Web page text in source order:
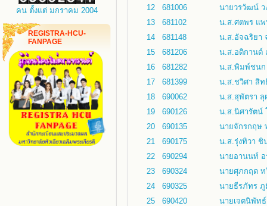
คน ตั้งแต่ มกราคม 2004
REGISTRA-HCU-
FANPAGE
12
681006
นายวรวัฒน์ ว
13
681102
น.ส.ศตพร แ
14
681148
น.ส.อัจฉริยา
15
681206
น.ส.อติกานต์
16
681282
น.ส.พิมพ์ชน
17
681399
น.ส.ชวิศา สิท
18
690062
น.ส.สุพัตรา ลุ
19
690126
น.ส.นิศารัตน์
20
690135
นายจักรกฤษ
21
690175
น.ส.รุ่งทิวา
22
690294
นายอานนท์ อ
23
690324
นายศุภกฤต ท
24
690325
นายธีรภัทร ภู
25
690420
นายเจตนิพัท